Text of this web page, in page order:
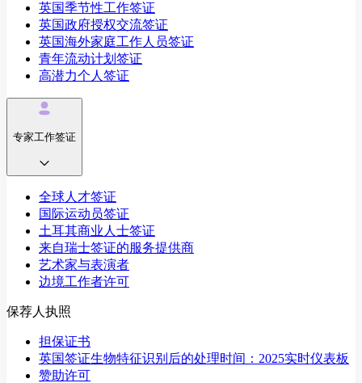
英国季节性工作签证
英国政府授权交流签证
英国海外家庭工作人员签证
青年流动计划签证
高潜力个人签证
专家工作签证
全球人才签证
国际运动员签证
土耳其商业人士签证
来自瑞士签证的服务提供商
艺术家与表演者
边境工作者许可
保荐人执照
担保证书
英国签证生物特征识别后的处理时间：2025实时仪表板
赞助许可